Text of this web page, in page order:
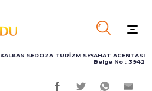
KALKAN SEDOZA TURİZM SEYAHAT ACENTASI
Belge No : 3942